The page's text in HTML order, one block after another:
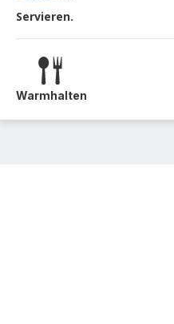
Servieren.
Warmhalten